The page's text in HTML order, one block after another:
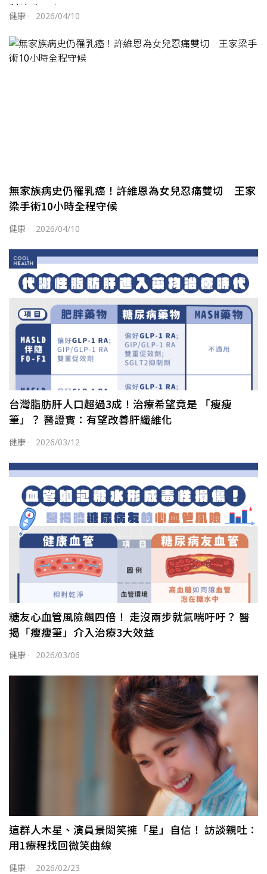
對治療歷程
健康 · 2026/04/10
無家族病史仍罹乳癌！許維恩為女兒忍痛雙切 王家
梁手術10小時全程守候
健康 · 2026/04/10
台灣脂肪肝人口超過3成！治療希望竟是 「瘦瘦
筆」？ 醫證實：有望改善肝纖維化
健康 · 2026/03/12
糖友心血管風險飆四倍！ 走沒兩步就氣喘吁吁？ 醫
揭「瘦瘦筆」介入治療3大效益
健康 · 2026/03/06
這群人木星、演員景閎笑擁「星」自信！ 訪談親吐：
用1療程找回微笑曲線
健康 · 2026/02/23